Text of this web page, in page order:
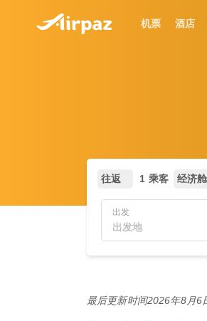
机票 酒店
往返 1 乘客 经济舱
出发
最后更新时间2026年8月6